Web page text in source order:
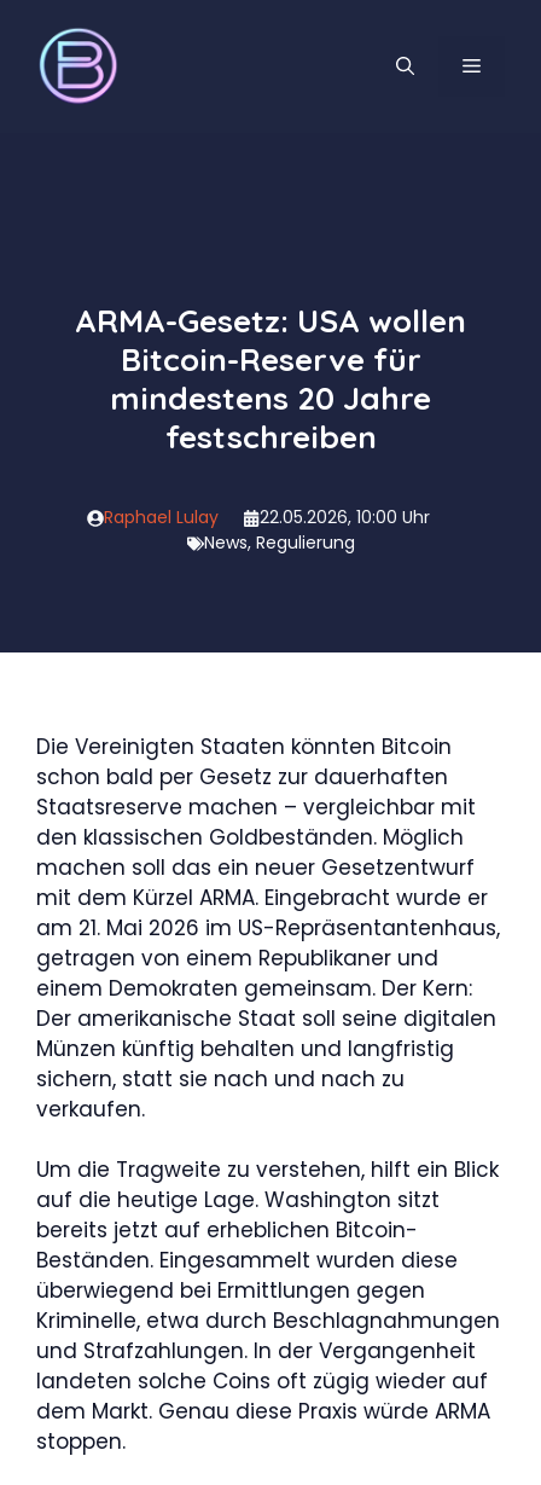
Inhalt
springen
MENÜ
ARMA-Gesetz: USA wollen
Bitcoin-Reserve für
mindestens 20 Jahre
festschreiben
Raphael Lulay
22.05.2026, 10:00 Uhr
News, Regulierung
Die Vereinigten Staaten könnten Bitcoin
schon bald per Gesetz zur dauerhaften
Staatsreserve machen – vergleichbar mit
den klassischen Goldbeständen. Möglich
machen soll das ein neuer Gesetzentwurf
mit dem Kürzel ARMA. Eingebracht wurde er
am 21. Mai 2026 im US-Repräsentantenhaus,
getragen von einem Republikaner und
einem Demokraten gemeinsam. Der Kern:
Der amerikanische Staat soll seine digitalen
Münzen künftig behalten und langfristig
sichern, statt sie nach und nach zu
verkaufen.
Um die Tragweite zu verstehen, hilft ein Blick
auf die heutige Lage. Washington sitzt
bereits jetzt auf erheblichen Bitcoin-
Beständen. Eingesammelt wurden diese
überwiegend bei Ermittlungen gegen
Kriminelle, etwa durch Beschlagnahmungen
und Strafzahlungen. In der Vergangenheit
landeten solche Coins oft zügig wieder auf
dem Markt. Genau diese Praxis würde ARMA
stoppen.